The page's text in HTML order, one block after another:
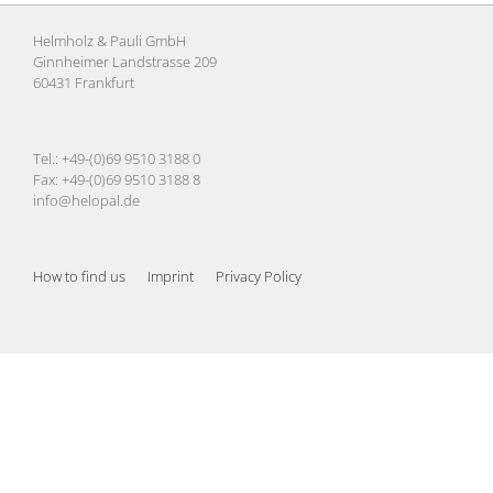
Helmholz & Pauli GmbH
Ginnheimer Landstrasse 209
60431 Frankfurt
Tel.: +49-(0)69 9510 3188 0
Fax: +49-(0)69 9510 3188 8
info@helopal.de
How to find us Imprint Privacy Policy